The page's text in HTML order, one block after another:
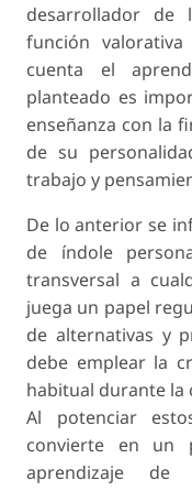
desarrollador de
función
cuenta el
planteado es
enseñanza con la
de su
trabajo y
De lo anterior se
de índole
transversal a
juega un papel
de alternativas y
debe emplear la
habitual durante la
Al potenciar
convierte en un
aprendizaje